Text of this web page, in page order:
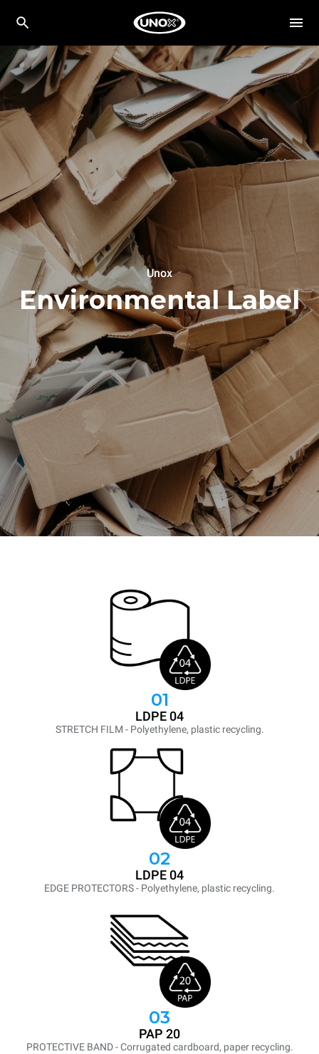
Unox
Environmental Label
01
LDPE 04
STRETCH FILM - Polyethylene, plastic recycling.
02
LDPE 04
EDGE PROTECTORS - Polyethylene, plastic recycling.
03
PAP 20
PROTECTIVE BAND - Corrugated cardboard, paper recycling.